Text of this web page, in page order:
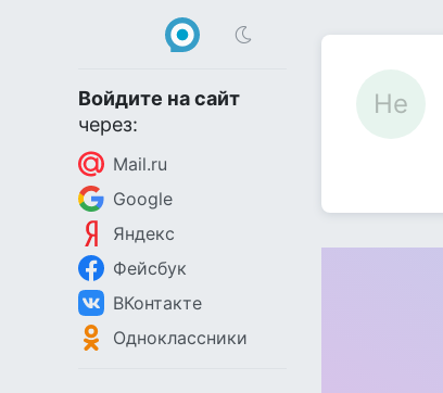
Войдите на сайт
через:
Mail.ru
Google
Яндекс
Фейсбук
ВКонтакте
Одноклассники
Не